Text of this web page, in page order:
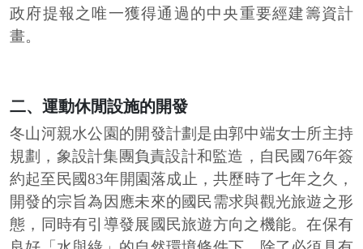
政府提報之唯一獲得通過的中央重要經建籌資計
畫。
二、運動休閒設施的開發
冬山河親水公園的開發計劃是由郭中端女士所主持
規劃，象設計集團負責設計和監造，自民國76年簽
約起至民國83年開園落成止，共歷時了七年之久，
開發的宗旨為因應未來的國民需求與觀光旅遊之形
態，同時有引導發展國民旅遊方向之機能。在保有